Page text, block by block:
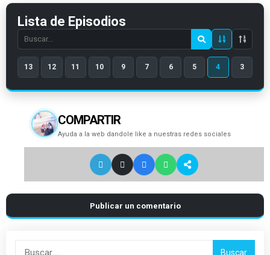
Lista de Episodios
Search
episode
number
13 12 11 10 9 7 6 5 4 3
COMPARTIR
Ayuda a la web dandole like a nuestras redes sociales
Publicar un comentario
Buscar: